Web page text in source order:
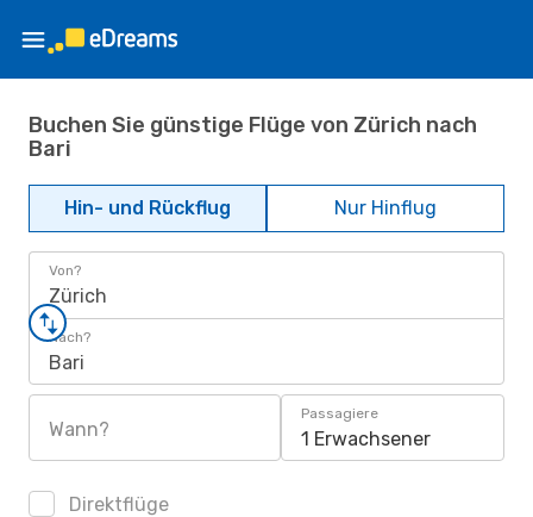
Buchen Sie günstige Flüge von Zürich nach
Bari
Hin- und Rückflug Nur Hinflug
Von?
Zürich
Nach?
Bari
Wann?
Passagiere
1 Erwachsener
Direktflüge